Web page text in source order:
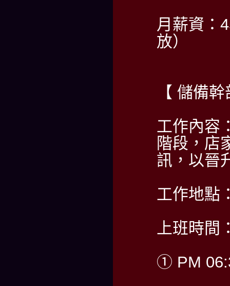
月薪資：
放）
【 儲備
工作內容
階段，店
訊，以晉
工作地點
上班時
① PM